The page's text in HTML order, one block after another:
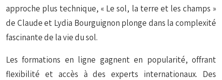
approche plus technique, « Le sol, la terre et les champs »
de Claude et Lydia Bourguignon plonge dans la complexité
fascinante de la vie du sol.
Les formations en ligne gagnent en popularité, offrant
flexibilité et accès à des experts internationaux. Des